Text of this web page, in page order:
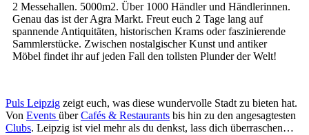
2 Messehallen. 5000m2. Über 1000 Händler und Händlerinnen.
Genau das ist der Agra Markt. Freut euch 2 Tage lang auf
spannende Antiquitäten, historischen Krams oder faszinierende
Sammlerstücke. Zwischen nostalgischer Kunst und antiker
Möbel findet ihr auf jeden Fall den tollsten Plunder der Welt!
Puls Leipzig zeigt euch, was diese wundervolle Stadt zu bieten hat.
Von Events überCafés & Restaurants bis hin zu den angesagtesten
Clubs. Leipzig ist viel mehr als du denkst, lass dich überraschen…